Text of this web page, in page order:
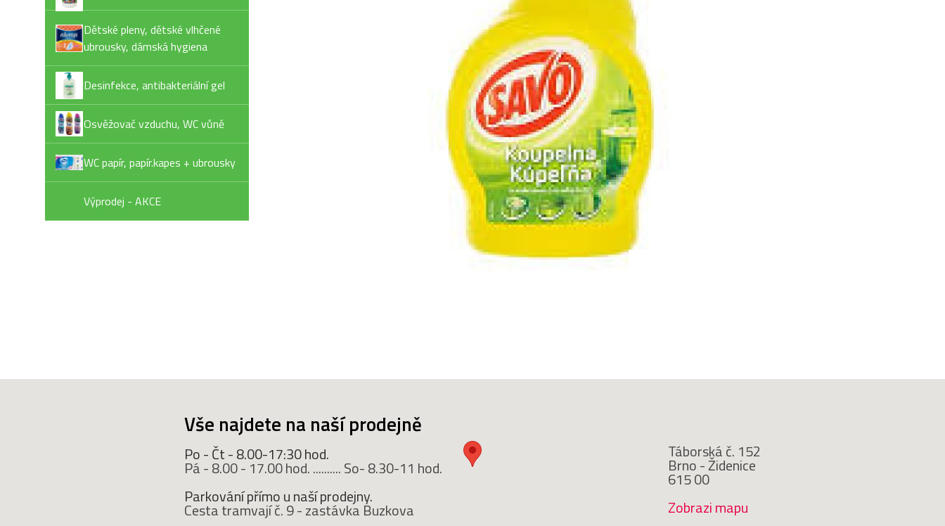
Dětské pleny, dětské vlhčené
ubrousky, dámská hygiena
Desinfekce, antibakteriální gel
Osvěžovač vzduchu, WC vůně
WC papír, papír.kapes + ubrousky
Výprodej - AKCE
Vše najdete na naší prodejně
Po - Čt - 8.00-17:30 hod.
Pá - 8.00 - 17.00 hod. .......... So- 8.30-11 hod.
Parkování přímo u naší prodejny.
Cesta tramvají č. 9 - zastávka Buzkova
Táborská č. 152
Brno - Židenice
615 00
Zobrazi mapu